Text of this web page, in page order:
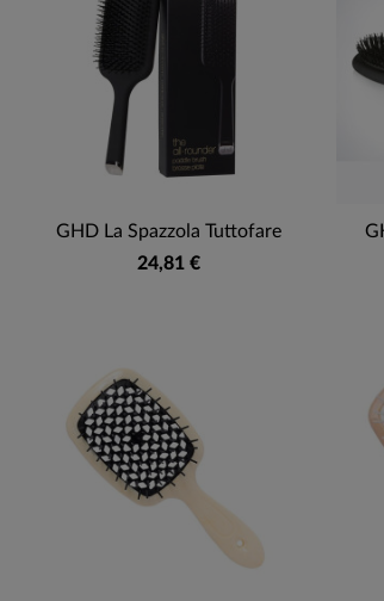
GHD La Spazzola Tuttofare
24,81 €